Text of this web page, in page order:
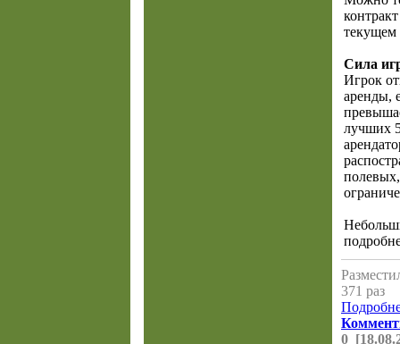
текущем
Сила
Игрок
аренды,
лучших
371 раз
0